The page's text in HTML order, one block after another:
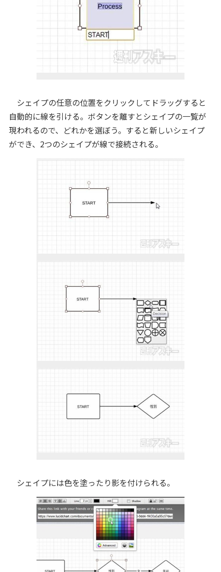
シェイプの任意の位置をクリックしてドラッグすると
自動的に線を引ける。ボタンを離すとシェイプの一覧が
現われるので、どれかを選ぼう。すると新しいシェイプ
ができ、2つのシェイプが線で接続される。
シェイプには色を塗ったり影を付けられる。